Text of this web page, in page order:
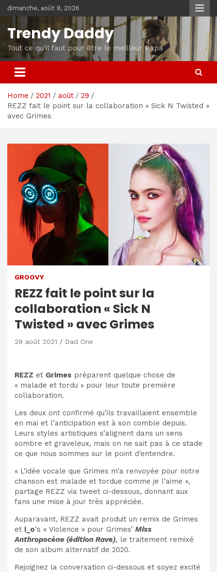
Skip
to
content
dimanche, août 9, 2026
Trendy Daddy
Tout ce qu'il faut pour être le meilleur Papa
Home 2021 août
29
REZZ fait le point sur la collaboration « Sick N Twisted »
avec Grimes
GROOVY
REZZ fait le point sur la
collaboration « Sick N
Twisted » avec Grimes
29 août 2021 Dad One
REZZ et Grimes préparent quelque chose de
« malade et tordu » pour leur toute première
collaboration.
Les deux ont confirmé qu’ils travaillaient ensemble
en mai et l’anticipation est à son comble depuis.
Leurs styles artistiques s’alignent dans un sens
sombre et graveleux, mais on ne sait pas à ce stade
ce que nous sommes sur le point d’entendre.
« L’idée vocale que Grimes m’a renvoyée pour notre
chanson est malade et tordue comme je l’aime »,
partage REZZ via tweet ci-dessous, donnant aux
fans une mise à jour très appréciée.
Auparavant, REZZ avait produit un remix de Grimes
et i_o‘s « Violence » pour Grimes’ Miss
Anthropocène (édition Rave), le traitement remixé
de son album alternatif de 2020.
Rejoignez la conversation ci-dessous et soyez excité